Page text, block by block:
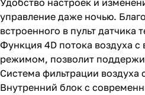
Удобство настроек и
управление даже ночью.
встроенного в пульт датчика
Функция 4D потока воздуха
режимом, позволит
Система фильтрации воздуха
Внутренний блок с